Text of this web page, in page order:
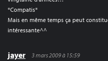
*Compatis*
Mais en même temps ça peut
intéressante^^
jayer
3 mars 2009 à 15:59